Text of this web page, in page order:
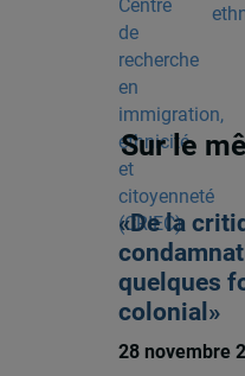
Sur le
«De la
quelques
colonial»
28 novembre